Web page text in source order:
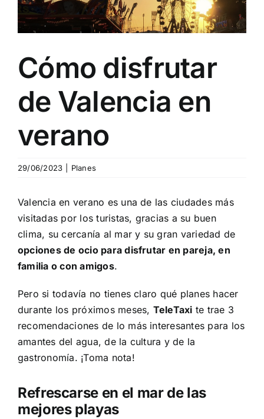
Blog
Contacto
Cómo disfrutar
de Valencia en
verano
29/06/2023 Planes
Valencia en verano es una de las ciudades más
visitadas por los turistas, gracias a su buen
clima, su cercanía al mar y su gran variedad de
opciones de ocio para disfrutar en pareja, en
familia o con amigos.
Pero si todavía no tienes claro qué planes hacer
durante los próximos meses, TeleTaxi te trae 3
recomendaciones de lo más interesantes para los
amantes del agua, de la cultura y de la
gastronomía. ¡Toma nota!
Refrescarse en el mar de las
mejores playas